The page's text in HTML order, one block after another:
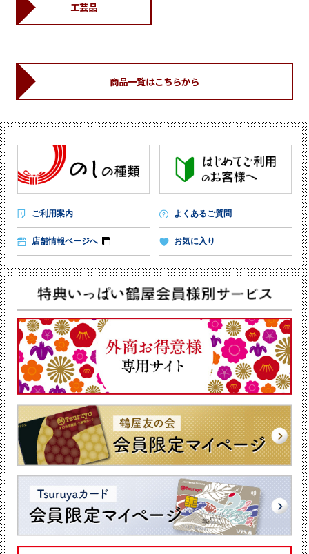
工芸品
商品一覧はこちらから
ご利用案内 よくあるご質問
店舗情報ページへ お気に入り